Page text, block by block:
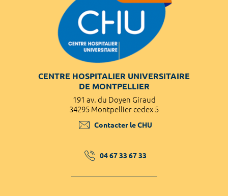
CENTRE HOSPITALIER UNIVERSITAIRE
DE MONTPELLIER
191 av. du Doyen Giraud
34295 Montpellier cedex 5
Contacter le CHU
04 67 33 67 33